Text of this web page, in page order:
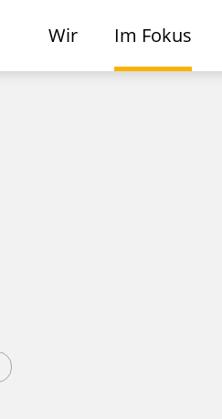
Wir Im Fokus